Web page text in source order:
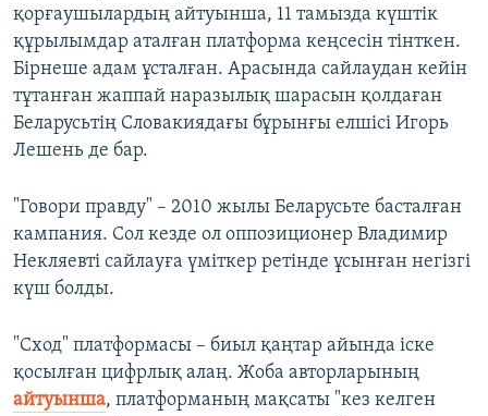
қорғаушылардың айтуынша, 11 тамызда күштік
құрылымдар аталған платформа кеңсесін тінткен.
Бірнеше адам ұсталған. Арасында сайлаудан кейін
тұтанған жаппай наразылық шарасын қолдаған
Беларусьтің Словакиядағы бұрынғы елшісі Игорь
Лешень де бар.
"Говори правду" – 2010 жылы Беларусьте басталған
кампания. Сол кезде ол оппозиционер Владимир
Некляевті сайлауға үміткер ретінде ұсынған негізгі
күш болды.
"Сход" платформасы – биыл қаңтар айында іске
қосылған цифрлық алаң. Жоба авторларының
айтуынша, платформаның мақсаты "кез келген